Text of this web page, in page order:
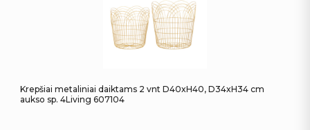
Krepšiai metaliniai daiktams 2 vnt D40xH40, D34xH34 cm
aukso sp. 4Living 607104